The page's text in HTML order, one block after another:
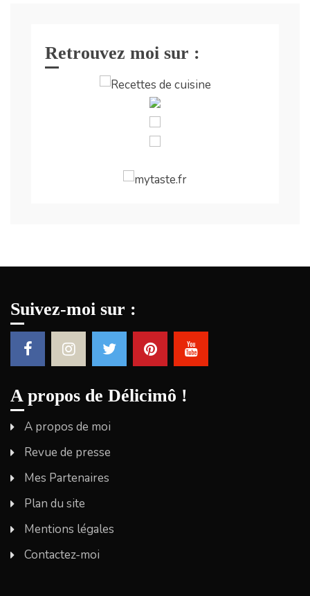
Retrouvez moi sur :
Suivez-moi sur :
A propos de Délicimô !
A propos de moi
Revue de presse
Mes Partenaires
Plan du site
Mentions légales
Contactez-moi